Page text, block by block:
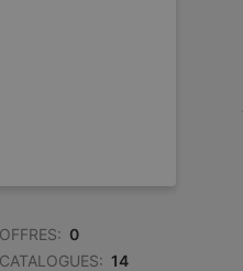
OFFRES: 0
CATALOGUES: 14